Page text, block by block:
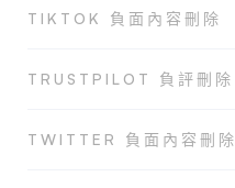
TIKTOK 負面內容刪除
TRUSTPILOT 負評刪除
TWITTER 負面內容刪除